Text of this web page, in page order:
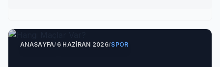
ANASAYFA/6 HAZIRAN 2026/SPOR